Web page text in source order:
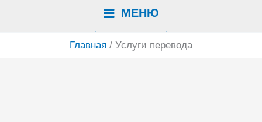
МЕНЮ
Главная Услуги перевода